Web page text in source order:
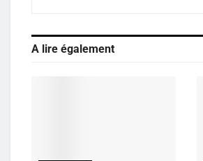
A lire également